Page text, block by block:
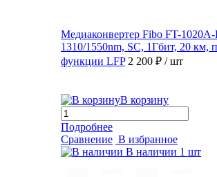
Медиаконвертер Fibo FT-
1310/1550nm, SC, 1Гбит, 20 км,
функции LFP 2 200 ₽ / шт
В корзину
Подробнее
Сравнение В избранное
В наличии 1 шт